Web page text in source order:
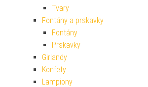
Tvary
Fontány a prskavky
Fontány
Prskavky
Girlandy
Konfety
Lampiony